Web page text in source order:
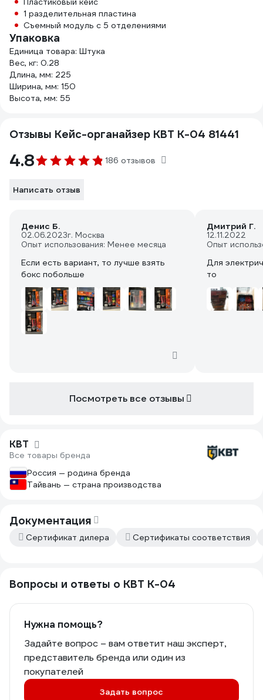
1 разделительная пластина
Съемный модуль с 5 отделениями
Упаковка
Единица товара: Штука
Вес, кг: 0.28
Длина, мм: 225
Ширина, мм: 150
Высота, мм: 55
Отзывы Кейс-органайзер КВТ К-04 81441
4.8 186 отзывов
Написать отзыв
Денис Б.
02.06.2023г. Москва
Опыт использования: Менее месяца
Если есть вариант, то лучше взять
бокс побольше
Дмитрий Г.
12.11.2022
Опыт
Для
то
Посмотреть все отзывы
КВТ
Все товары бренда
Россия — родина бренда
Тайвань — страна производства
Документация
Сертификат дилера Сертификаты соответствия
Вопросы и ответы о КВТ К-04
Нужна помощь?
Задайте вопрос – вам ответит наш эксперт,
представитель бренда или один из
покупателей
Задать вопрос